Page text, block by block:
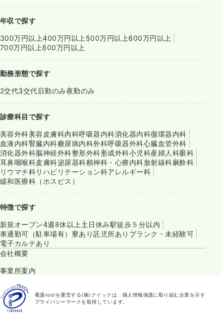
年収で探す
300万円以上400万円以上 500万円以上600万円以上
700万円以上800万円以上
勤務形態で探す
2交代3交代日勤のみ夜勤のみ
診療科目で探す
美容外科美容皮膚科内科呼吸器内科消化器内科循環器内科
血液内科腎臓内科糖尿病内科外科呼吸器外科心臓血管外科
消化器外科脳神経外科整形外科形成外科小児科産婦人科眼科
耳鼻咽喉科皮膚科泌尿器科精神科・心療内科放射線科麻酔科
リウマチ科リハビリテーション科アレルギー科
緩和医療科（ホスピス）
特徴で探す
新規オープン4週8休以上 土日休み駅徒歩５分以内
車通勤可（駐車場有） 寮あり託児所あり ブランク・未経験可
電子カルテあり
会社概要
事業所案内
看護roo!を運営する(株)クイックは、個人情報保護に取り組む企業を示す
プライバシーマークを取得しています。